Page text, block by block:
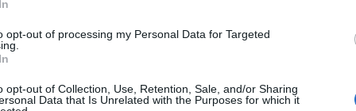
opt-out of processing my Personal Data for Targeted
opt-out of Collection, Use, Retention, Sale, and/or Sharing
Data that Is Unrelated with the Purposes for which it
élet minden szegletében az emberi léptéket kereste, mert az
arányos hozzá, ahogy azt József Attila is szerette volna: „egy
annál nagyobb baj világunkkal, hogy nem arányos, hogy nem
hogy mértéktelenül elrugaszkodott megnyilvánulások reagálnak